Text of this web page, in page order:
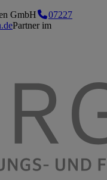
GmbH
07227
Partner im